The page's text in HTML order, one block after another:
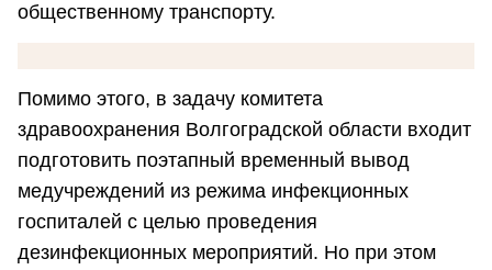
общественному транспорту.
Помимо этого, в задачу комитета
здравоохранения Волгоградской области входит
подготовить поэтапный временный вывод
медучреждений из режима инфекционных
госпиталей с целью проведения
дезинфекционных мероприятий. Но при этом